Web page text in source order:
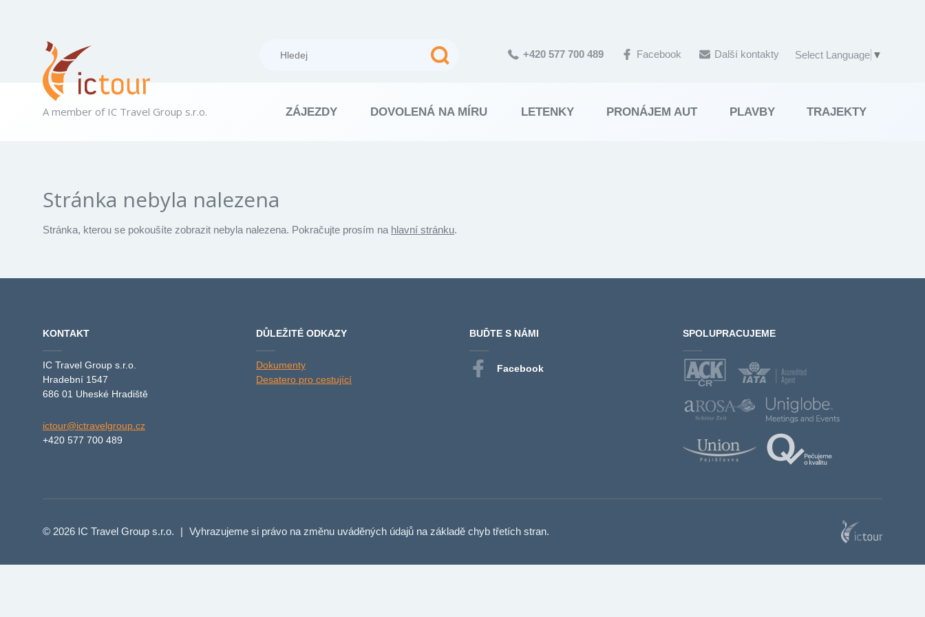
A member of IC Travel Group s.r.o. ZÁJEZDY DOVOLENÁ NA MÍRU LETENKY PRONÁJEM AUT PLAVBY TRAJEKTY
+420 577 700 489 Facebook Další kontakty Select Language ▼
Stránka nebyla nalezena
Stránka, kterou se pokoušíte zobrazit nebyla nalezena. Pokračujte prosím na hlavní stránku.
KONTAKT
IC Travel Group s.r.o.
Hradební 1547
686 01 Uheské Hradiště
ictour@ictravelgroup.cz
+420 577 700 489
DŮLEŽITÉ ODKAZY
Dokumenty
Desatero pro cestující
BUĎTE S NÁMI
Facebook
SPOLUPRACUJEME
© 2026 IC Travel Group s.r.o. | Vyhrazujeme si právo na změnu uváděných údajů na základě chyb třetích stran.